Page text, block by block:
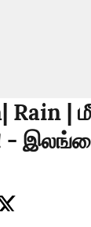
Rain |
-